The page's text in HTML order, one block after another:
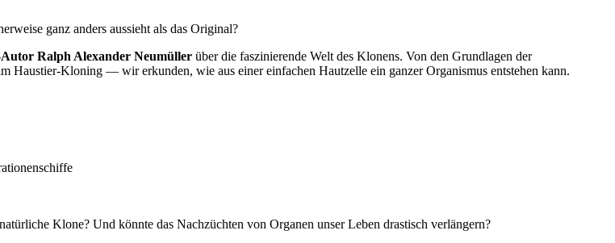
ganz anders aussieht als das Original?
Ralph Alexander Neumüller über die faszinierende Welt des Klonens. Von den Grundlagen der
Haustier-Kloning — wir erkunden, wie aus einer einfachen Hautzelle ein ganzer Organismus entstehen kann.
Klone? Und könnte das Nachzüchten von Organen unser Leben drastisch verlängern?